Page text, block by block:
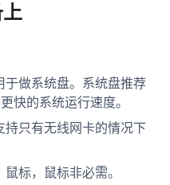
做系统盘。系统盘推荐
快的系统运行速度。
只有无线网卡的情况下
标，鼠标非必需。